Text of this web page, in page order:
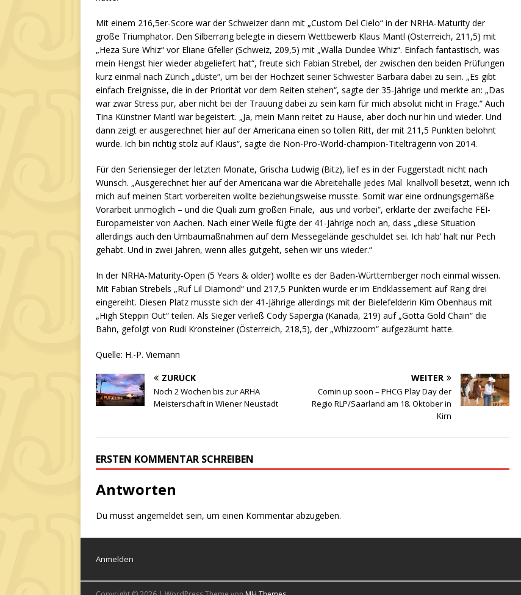
Mit einem 216,5er-Score war der Schweizer dann mit „Custom Del Cielo“ in der NRHA-Maturity der
große Triumphator. Den Silberrang belegte in diesem Wettbewerb Klaus Mantl (Österreich, 211,5) mit
„Heza Sure Whiz“ vor Eliane Gfeller (Schweiz, 209,5) mit „Walla Dundee Whiz“. Einfach fantastisch, was
mein Hengst hier wieder abgeliefert hat“, freute sich Fabian Strebel, der zwischen den beiden Prüfungen
kurz einmal nach Zürich „düste“, um bei der Hochzeit seiner Schwester Barbara dabei zu sein. „Es gibt
einfach Ereignisse, die in der Priorität vor dem Reiten stehen“, sagte der 35-Jährige und merkte an: „Das
war zwar Stress pur, aber nicht bei der Trauung dabei zu sein kam für mich absolut nicht in Frage.“ Auch
Tina Künstner Mantl war begeistert. „Ja, mein Mann reitet zu Hause, aber doch nur hin und wieder. Und
dann zeigt er ausgerechnet hier auf der Americana einen so tollen Ritt, der mit 211,5 Punkten belohnt
wurde. Ich bin richtig stolz auf Klaus“, sagte die Non-Pro-World-champion-Titelträgerin von 2014.
Für den Seriensieger der letzten Monate, Grischa Ludwig (Bitz), lief es in der Fuggerstadt nicht nach
Wunsch. „Ausgerechnet hier auf der Americana war die Abreitehalle jedes Mal knallvoll besetzt, wenn ich
mich auf meinen Start vorbereiten wollte beziehungsweise musste. Somit war eine ordnungsgemäße
Vorarbeit unmöglich – und die Quali zum großen Finale, aus und vorbei“, erklärte der zweifache FEI-
Europameister von Aachen. Nach einer Weile fügte der 41-Jährige noch an, dass „diese Situation
allerdings auch den Umbaumaßnahmen auf dem Messegelände geschuldet sei. Ich hab’ halt nur Pech
gehabt. Und in zwei Jahren, wenn alles gutgeht, sehen wir uns wieder.“
In der NRHA-Maturity-Open (5 Years & older) wollte es der Baden-Württemberger noch einmal wissen.
Mit Fabian Strebels „Ruf Lil Diamond“ und 217,5 Punkten wurde er im Endklassement auf Rang drei
eingereiht. Diesen Platz musste sich der 41-Jährige allerdings mit der Bielefelderin Kim Obenhaus mit
„High Steppin Out“ teilen. Als Sieger verließ Cody Sapergia (Kanada, 219) auf „Gotta Gold Chain“ die
Bahn, gefolgt von Rudi Kronsteiner (Österreich, 218,5), der „Whizzoom“ aufgezäumt hatte.
Quelle: H.-P. Viemann
ZURÜCK
Noch 2 Wochen bis zur ARHA
Meisterschaft in Wiener Neustadt
WEITER
Comin up soon – PHCG Play Day der
Regio RLP/Saarland am 18. Oktober in
Kirn
ERSTEN KOMMENTAR SCHREIBEN
Antworten
Du musst angemeldet sein, um einen Kommentar abzugeben.
Anmelden